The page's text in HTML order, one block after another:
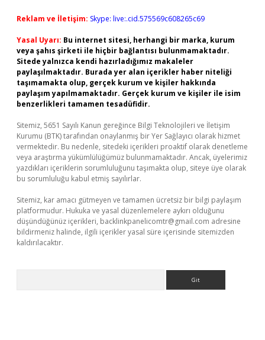
Reklam ve İletişim: Skype: live:.cid.575569c608265c69
Yasal Uyarı: Bu internet sitesi, herhangi bir marka, kurum
veya şahıs şirketi ile hiçbir bağlantısı bulunmamaktadır.
Sitede yalnızca kendi hazırladığımız makaleler
paylaşılmaktadır. Burada yer alan içerikler haber niteliği
taşımamakta olup, gerçek kurum ve kişiler hakkında
paylaşım yapılmamaktadır. Gerçek kurum ve kişiler ile isim
benzerlikleri tamamen tesadüfidir.
Sitemiz, 5651 Sayılı Kanun gereğince Bilgi Teknolojileri ve İletişim
Kurumu (BTK) tarafından onaylanmış bir Yer Sağlayıcı olarak hizmet
vermektedir. Bu nedenle, sitedeki içerikleri proaktif olarak denetleme
veya araştırma yükümlülüğümüz bulunmamaktadır. Ancak, üyelerimiz
yazdıkları içeriklerin sorumluluğunu taşımakta olup, siteye üye olarak
bu sorumluluğu kabul etmiş sayılırlar.
Sitemiz, kar amacı gütmeyen ve tamamen ücretsiz bir bilgi paylaşım
platformudur. Hukuka ve yasal düzenlemelere aykırı olduğunu
düşündüğünüz içerikleri, backlinkpanelicomtr@gmail.com adresine
bildirmeniz halinde, ilgili içerikler yasal süre içerisinde sitemizden
kaldırılacaktır.